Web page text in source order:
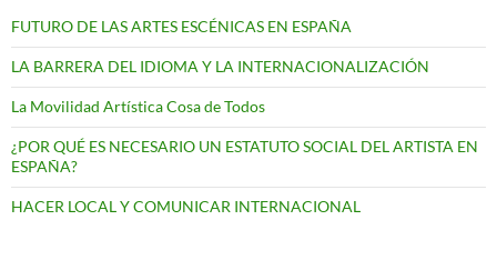
FUTURO DE LAS ARTES ESCÉNICAS EN ESPAÑA
LA BARRERA DEL IDIOMA Y LA INTERNACIONALIZACIÓN
La Movilidad Artística Cosa de Todos
¿POR QUÉ ES NECESARIO UN ESTATUTO SOCIAL DEL ARTISTA EN
ESPAÑA?
HACER LOCAL Y COMUNICAR INTERNACIONAL